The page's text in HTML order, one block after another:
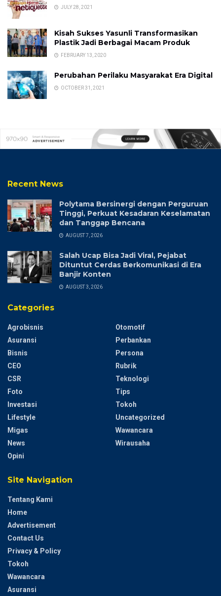
JULY 28, 2021
Kisah Sukses Yasunli Transformasikan
Plastik Jadi Berbagai Macam Produk
FEBRUARY 13, 2020
Perubahan Perilaku Masyarakat Era Digital
OCTOBER 31, 2021
Recent News
Polytama Bersinergi dengan Perguruan
Tinggi, Perkuat Kesadaran Keselamatan
dan Tanggap Bencana
AUGUST 7, 2026
Salah Ucap Bisa Jadi Viral, Pejabat
Dituntut Cerdas Berkomunikasi di Era
Banjir Konten
AUGUST 3, 2026
Categories
Agrobisnis
Asuransi
Bisnis
CEO
CSR
Foto
Investasi
Lifestyle
Migas
News
Opini
Otomotif
Perbankan
Persona
Rubrik
Teknologi
Tips
Tokoh
Uncategorized
Wawancara
Wirausaha
Site Navigation
Tentang Kami
Home
Advertisement
Contact Us
Privacy & Policy
Tokoh
Wawancara
Asuransi